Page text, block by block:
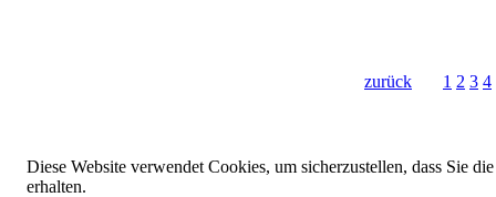
zurück 1 2 3 4
Diese Website verwendet Cookies, um sicherzustellen, dass Sie
erhalten.